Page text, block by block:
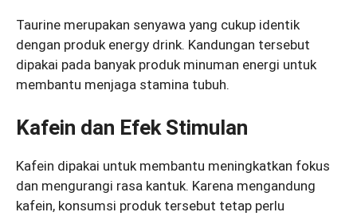
Taurine merupakan senyawa yang cukup identik
dengan produk energy drink. Kandungan tersebut
dipakai pada banyak produk minuman energi untuk
membantu menjaga stamina tubuh.
Kafein dan Efek Stimulan
Kafein dipakai untuk membantu meningkatkan fokus
dan mengurangi rasa kantuk. Karena mengandung
kafein, konsumsi produk tersebut tetap perlu